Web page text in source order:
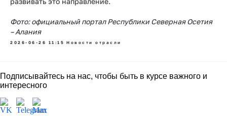
Фото: официальный портал Республики Северная Осетия
– Алания
2026-06-26 11:15 Новости отрасли
Подписывайтесь на нас, чтобы быть в курсе важного и
интересного